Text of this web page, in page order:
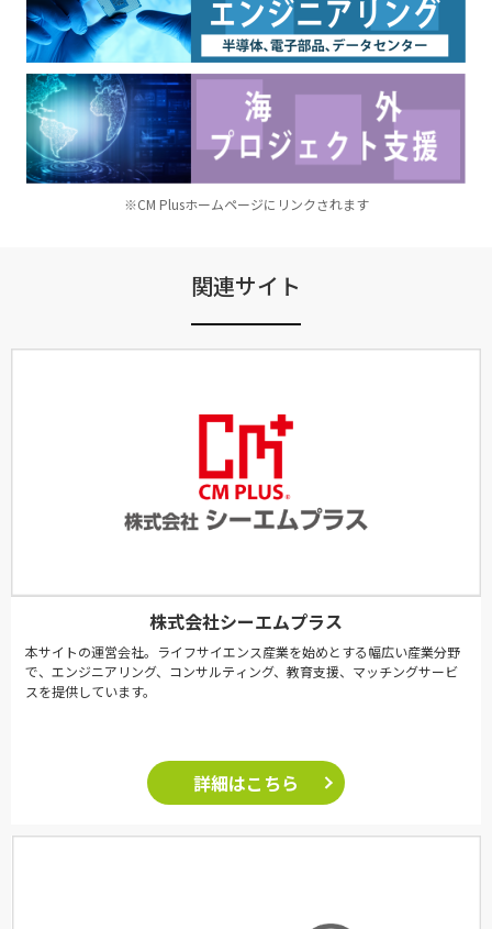
※CM Plusホームページにリンクされます
関連サイト
株式会社シーエムプラス
本サイトの運営会社。ライフサイエンス産業を始めとする幅広い産業分野
で、エンジニアリング、コンサルティング、教育支援、マッチングサービ
スを提供しています。
詳細はこちら